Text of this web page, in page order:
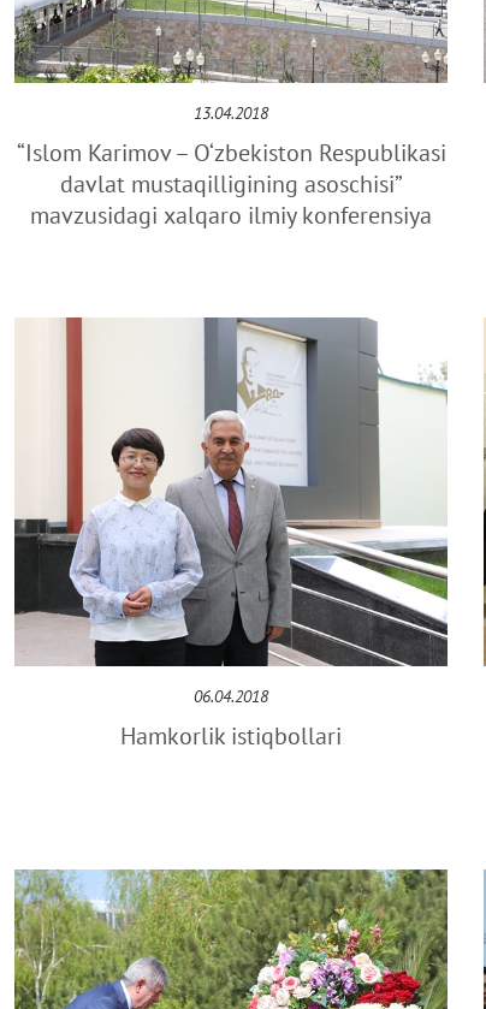
13.04.2018
“Islom Karimov – O‘zbekiston Respublikasi
davlat mustaqilligining asoschisi”
mavzusidagi xalqaro ilmiy konferensiya
06.04.2018
Hamkorlik istiqbollari